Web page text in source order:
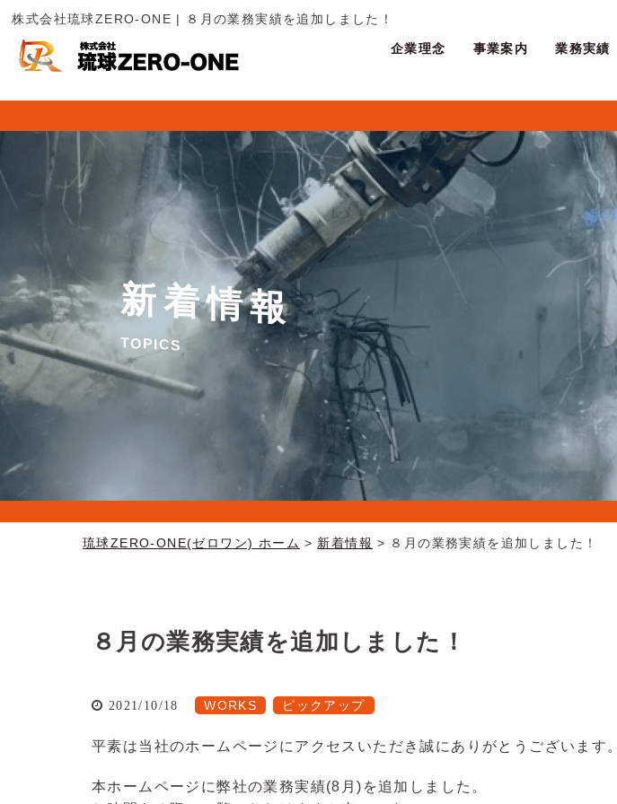
株式会社琉球ZERO-ONE | ８月の業務実績を追加しました！
企業理念 事業案内 業務実績
新着情報
TOPICS
琉球ZERO-ONE(ゼロワン) ホーム 新着情報 ８月の業務実績を追加しました！
８月の業務実績を追加しました！
2021/10/18 WORKS ピックアップ
平素は当社のホームページにアクセスいただき誠にありがとうございます。
本ホームページに弊社の業務実績(8月)を追加しました。